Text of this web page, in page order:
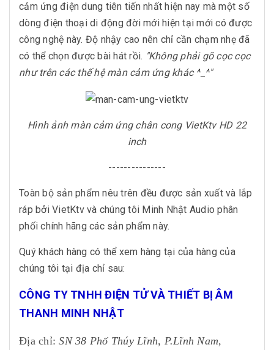
cảm ứng điện dung tiên tiến nhất hiện nay mà một số
dòng điện thoại di động đời mới hiện tại mới có được
công nghệ này. Độ nhậy cao nên chỉ cần chạm nhẹ đã
có thể chọn được bài hát rồi. "Không phải gõ cọc cọc
như trên các thế hệ màn cảm ứng khác ^_^"
Hình ảnh màn cảm ứng chân cong VietKtv HD 22
inch
---------------
Toàn bộ sản phẩm nêu trên đều được sản xuất và lắp
ráp bởi VietKtv và chúng tôi Minh Nhật Audio phân
phối chính hãng các sản phẩm này.
Quý khách hàng có thể xem hàng tại của hàng của
chúng tôi tại địa chỉ sau:
CÔNG TY TNHH ĐIỆN TỬ VÀ THIẾT BỊ ÂM
THANH MINH NHẬT
Địa chỉ:SN 38 Phố Thúy Lĩnh, P.Lĩnh Nam,